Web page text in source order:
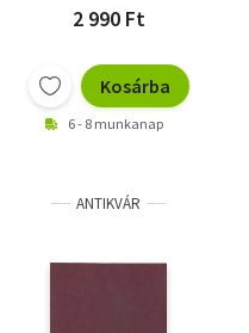
2 990 Ft
Kosárba
6 - 8 munkanap
ANTIKVÁR